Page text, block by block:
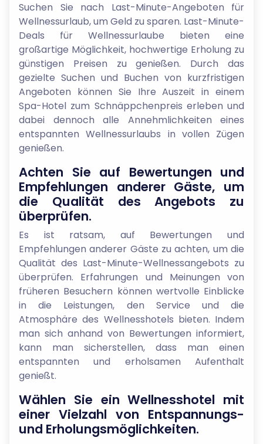
Suchen Sie nach Last-Minute-Angeboten für
Wellnessurlaub, um Geld zu sparen. Last-Minute-
Deals für Wellnessurlaube bieten eine
großartige Möglichkeit, hochwertige Erholung zu
günstigen Preisen zu genießen. Durch das
gezielte Suchen und Buchen von kurzfristigen
Angeboten können Sie Ihre Auszeit in einem
Spa-Hotel zum Schnäppchenpreis erleben und
dabei dennoch alle Annehmlichkeiten eines
entspannten Wellnessurlaubs in vollen Zügen
genießen.
Achten Sie auf Bewertungen und
Empfehlungen anderer Gäste, um
die Qualität des Angebots zu
überprüfen.
Es ist ratsam, auf Bewertungen und
Empfehlungen anderer Gäste zu achten, um die
Qualität des Last-Minute-Wellnessangebots zu
überprüfen. Erfahrungen und Meinungen von
früheren Besuchern können wertvolle Einblicke
in die Leistungen, den Service und die
Atmosphäre des Wellnesshotels bieten. Indem
man sich anhand von Bewertungen informiert,
kann man sicherstellen, dass man einen
entspannten und erholsamen Aufenthalt
genießt.
Wählen Sie ein Wellnesshotel mit
einer Vielzahl von Entspannungs-
und Erholungsmöglichkeiten.